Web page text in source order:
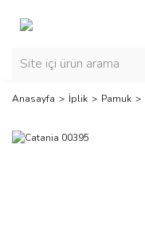
Anasayfa İplik Pamuk